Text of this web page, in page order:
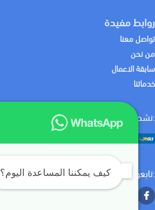
روابط مفيدة
تواصل معنا
من نحن
سابقة الاعمال
خدماتنا
:نشحن لك منتجاتك باستخدام
:تابعونا علي كيف يمكننا المساعدة اليوم؟